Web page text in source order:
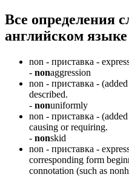
Все определения
английском языке
non - приставка -
- nonaggression
non - приставка -
described.
- nonuniformly
non - приставка -
causing or requiring.
- nonskid
non - приставка -
corresponding form
connotation (such as